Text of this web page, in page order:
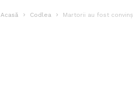
Acasă Codlea Martorii au fost